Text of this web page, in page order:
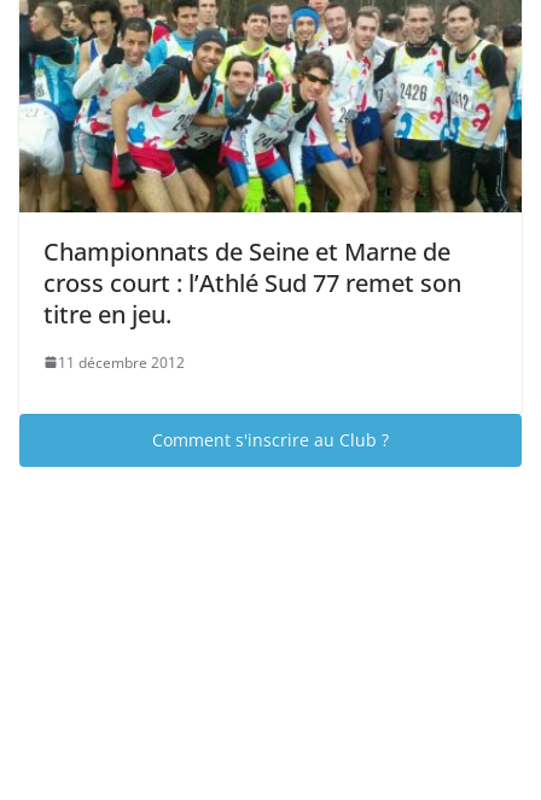
Championnats de Seine et Marne de
cross court : l’Athlé Sud 77 remet son
titre en jeu.
11 décembre 2012
Comment s'inscrire au Club ?